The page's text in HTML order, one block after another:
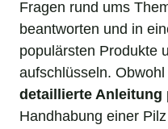
Fragen rund ums
beantworten und in
populärsten Produkte
aufschlüsseln.
detaillierte Anleitung
Handhabung einer